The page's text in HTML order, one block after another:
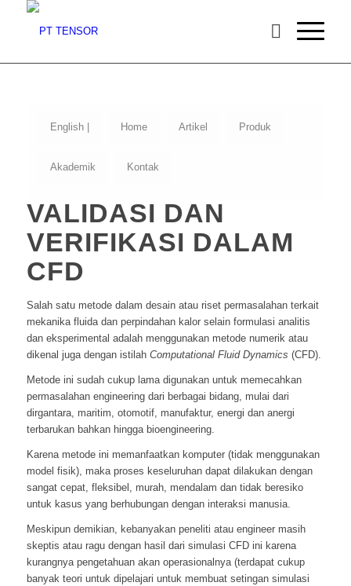
English | Home Artikel Produk
Akademik Kontak
VALIDASI DAN
VERIFIKASI DALAM
CFD
Salah satu metode dalam desain atau riset permasalahan terkait
mekanika fluida dan perpindahan kalor selain formulasi analitis
dan eksperimental adalah menggunakan metode numerik atau
dikenal juga dengan istilah Computational Fluid Dynamics (CFD).
Metode ini sudah cukup lama digunakan untuk memecahkan
permasalahan engineering dari berbagai bidang, mulai dari
dirgantara, maritim, otomotif, manufaktur, energi dan anergi
terbarukan bahkan hingga bioengineering.
Karena metode ini memanfaatkan komputer (tidak menggunakan
model fisik), maka proses keseluruhan dapat dilakukan dengan
sangat cepat, fleksibel, murah, mendalam dan tidak beresiko
untuk kasus yang berhubungan dengan interaksi manusia.
Meskipun demikian, kebanyakan peneliti atau engineer masih
skeptis atau ragu dengan hasil dari simulasi CFD ini karena
kurangnya pengetahuan akan operasionalnya (terdapat cukup
banyak teori untuk dipelajari untuk membuat setingan simulasi